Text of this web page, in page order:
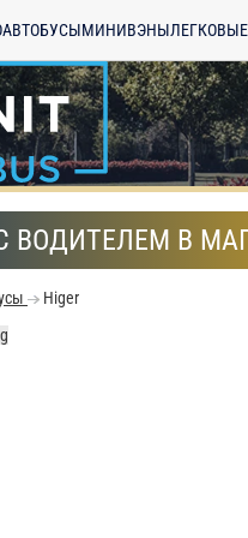
МИНИВЭНЫ
ВОДИТЕЛЕМ В
Higer